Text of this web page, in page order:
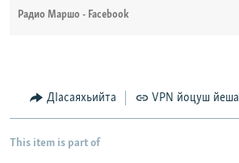
Радио Маршо - Facebook
ДIасаяхьийта VPN йоцуш йеша
This item is part of